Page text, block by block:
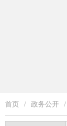
首页 / 政务公开 /